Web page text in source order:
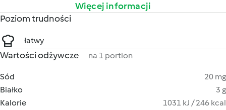
Więcej informacji
Poziom trudności
łatwy
Wartości odżywcze na 1 portion
Sód
20 mg
Białko
3 g
Kalorie
1031 kJ / 246 kcal